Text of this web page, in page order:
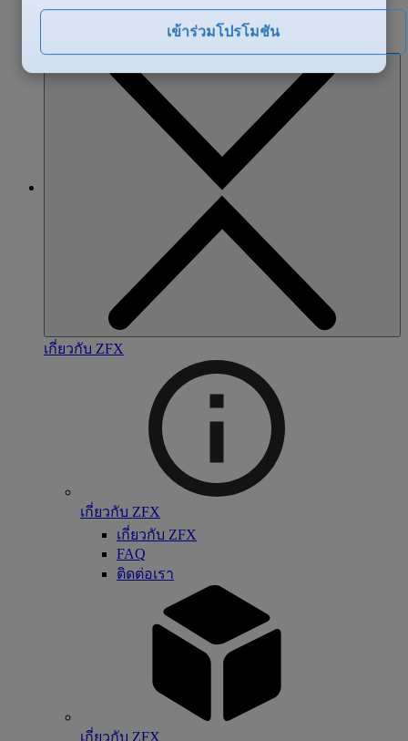
เกี่ยวกับ ZFX
เกี่ยวกับ ZFX
เกี่ยวกับ ZFX
FAQ
ติดต่อเรา
เกี่ยวกับ ZFX
เข้าร่วมโปรโมชัน